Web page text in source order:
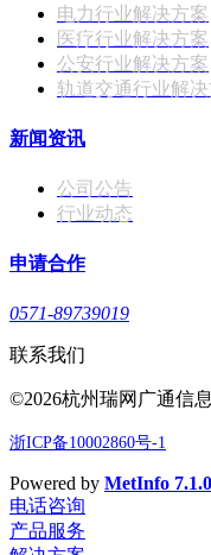
电力行业解决方案
医疗行业解决方案
公安行业解决方案
轨道交通行业解
新闻资讯
公司公告
行业动态
申请合作
0571-89739019
联系我们
©2026杭州瑞网广通信
浙ICP备10002860号-1
Powered by MetInfo 7.1.0
电话咨询
产品服务